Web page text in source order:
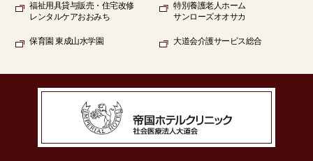
福祉用具貸与販売・住宅改修
レンタルケアおおみち
特別養護老人ホーム
サンローズオオサカ
保育園東成山水学園 大道会介護サービス総合